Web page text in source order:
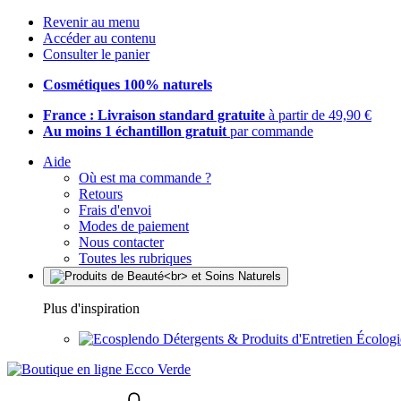
Revenir au menu
Accéder au contenu
Consulter le panier
Cosmétiques 100% naturels
France : Livraison standard gratuite à partir de 49,90 €
Au moins 1 échantillon gratuit par commande
Aide
Où est ma commande ?
Retours
Frais d'envoi
Modes de paiement
Nous contacter
Toutes les rubriques
Plus d'inspiration
Détergents & Produits d'Entretien